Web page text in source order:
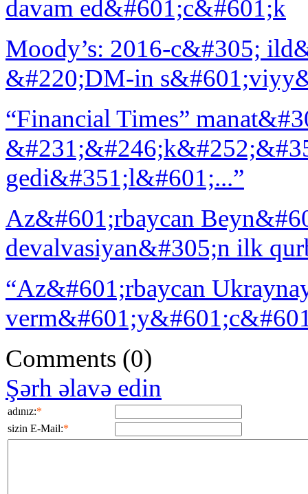
davam ed&#601;c&#601;k
Moody’s: 2016-c&#305;
&#220;DM-in
“Financial Times”
gedi&#351;l&#601;...”
Az&#601;rbaycan
devalvasiyan&#305;n ilk
“Az&#601;rbaycan
Comments (0)
Şərh əlavə edin
adınız:*
sizin E-Mail:*